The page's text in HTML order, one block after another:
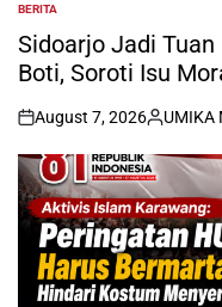
POSTED
IN
BERITA
Sidoarjo Jadi
Boti, Soroti Isu
on
August 7, 2026
Posted
by
UMIKA